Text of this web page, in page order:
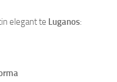
elegant te Luganos: